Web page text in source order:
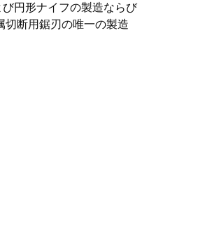
び円形ナイフの製造ならび
切断用鋸刃の唯一の製造